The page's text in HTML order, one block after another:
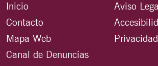
Inicio
Contacto
Mapa Web
Canal de Denuncias
Aviso
Privacidad